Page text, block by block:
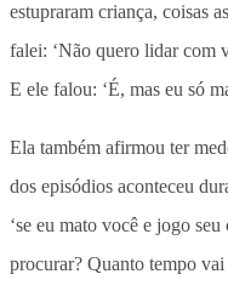
estupraram criança, coisas
falei: ‘Não quero lidar com
E ele falou: ‘É, mas eu só
Ela também afirmou ter
dos episódios aconteceu
‘se eu mato você e jogo
procurar? Quanto tempo